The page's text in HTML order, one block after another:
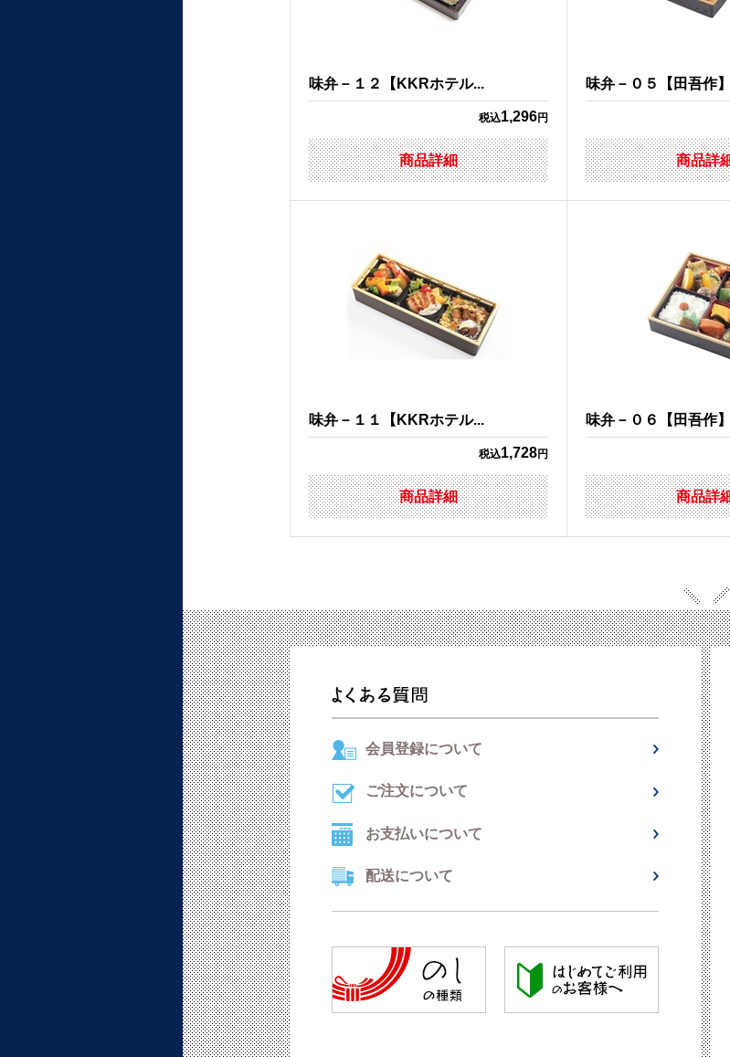
味弁－１２【KKRホテル...
税込1,296円
商品詳細
味弁－０５【田吾作
商品詳
味弁－１１【KKRホテル...
税込1,728円
商品詳細
味弁－０６【田吾作
商品詳
会員登録について
ご注文について
お支払いについて
配送について